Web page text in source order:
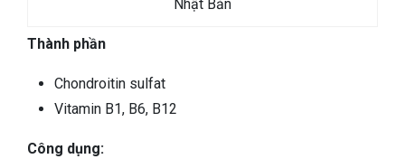
Nhật Bản
Thành phần
Chondroitin sulfat
Vitamin B1, B6, B12
Công dụng: